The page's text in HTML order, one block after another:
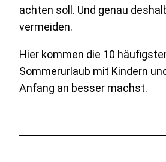
achten soll. Und genau
vermeiden.
Hier kommen die 10
Sommerurlaub mit Kindern
Anfang an besser machst.